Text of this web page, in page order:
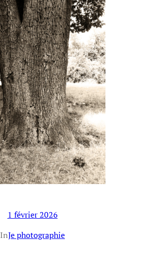
1 février 2026
InJe photographie